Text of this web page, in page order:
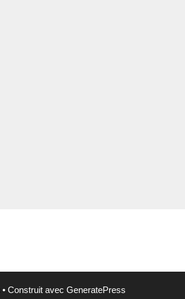
• Construit avec GeneratePress